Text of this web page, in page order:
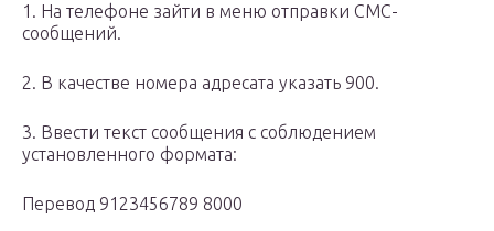
1. На телефоне зайти в меню отправки СМС-
сообщений.
2. В качестве номера адресата указать 900.
3. Ввести текст сообщения с соблюдением
установленного формата:
Перевод 9123456789 8000